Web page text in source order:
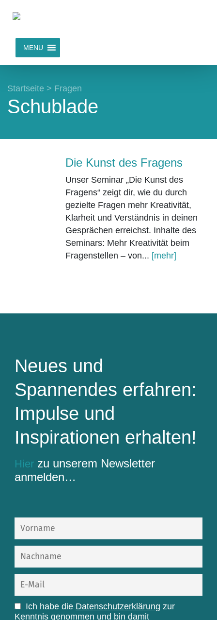
MENU
Startseite > Fragen
Schublade
Die Kunst des Fragens
Unser Seminar „Die Kunst des
Fragens“ zeigt dir, wie du durch
gezielte Fragen mehr Kreativität,
Klarheit und Verständnis in deinen
Gesprächen erreichst. Inhalte des
Seminars: Mehr Kreativität beim
Fragenstellen – von... [mehr]
Neues und
Spannendes erfahren:
Impulse und
Inspirationen erhalten!
Hier zu unserem Newsletter
anmelden…
Ich habe die Datenschutzerklärung zur
Kenntnis genommen und bin damit